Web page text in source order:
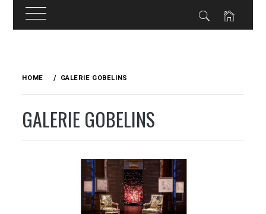
HOME GALERIE GOBELINS
GALERIE GOBELINS